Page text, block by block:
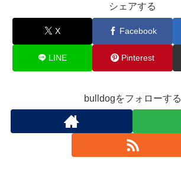
シェアする
X Facebook
LINE Pinterest
bulldogをフォローする